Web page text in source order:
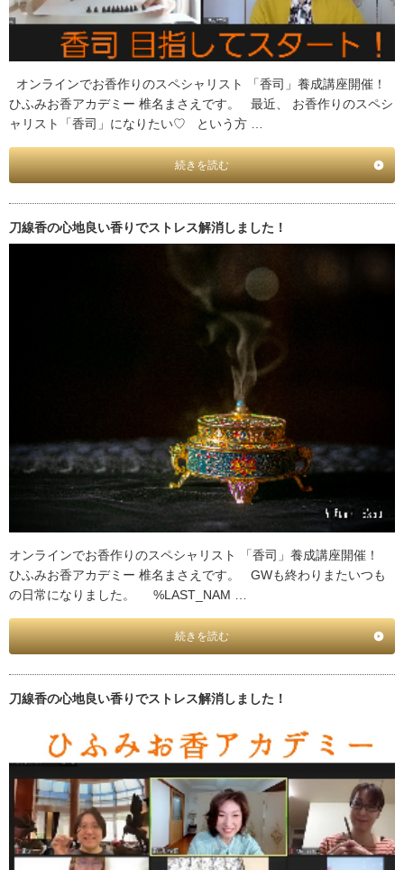
オンラインでお香作りのスペシャリスト 「香司」養成講座開催！
ひふみお香アカデミー 椎名まさえです。 最近、 お香作りのスペシ
ャリスト「香司」になりたい♡ という方 …
続きを読む
刀線香の心地良い香りでストレス解消しました！
オンラインでお香作りのスペシャリスト 「香司」養成講座開催！
ひふみお香アカデミー 椎名まさえです。 GWも終わりまたいつも
の日常になりました。 %LAST_NAM …
続きを読む
刀線香の心地良い香りでストレス解消しました！